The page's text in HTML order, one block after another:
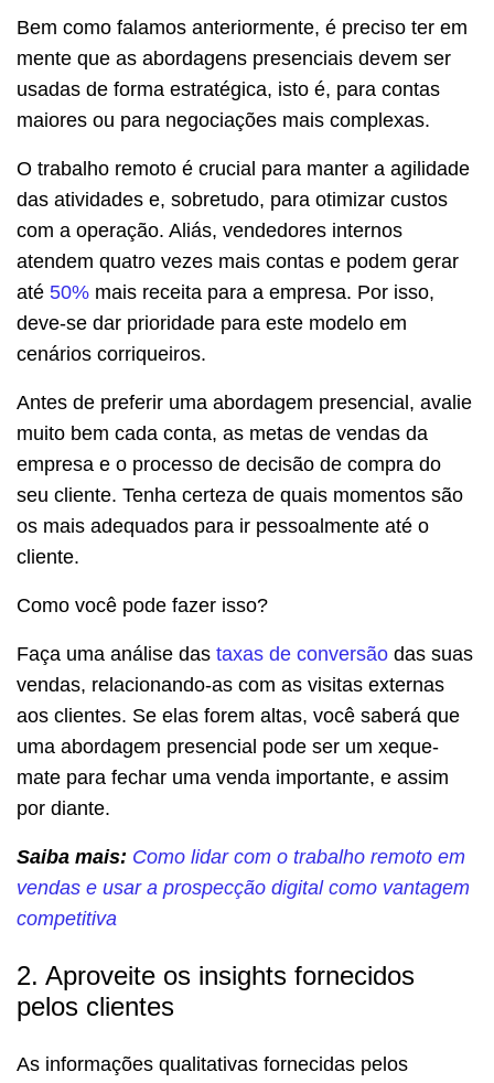
Bem como falamos anteriormente, é preciso ter em
mente que as abordagens presenciais devem ser
usadas de forma estratégica, isto é, para contas
maiores ou para negociações mais complexas.
O trabalho remoto é crucial para manter a agilidade
das atividades e, sobretudo, para otimizar custos
com a operação. Aliás, vendedores internos
atendem quatro vezes mais contas e podem gerar
até 50% mais receita para a empresa. Por isso,
deve-se dar prioridade para este modelo em
cenários corriqueiros.
Antes de preferir uma abordagem presencial, avalie
muito bem cada conta, as metas de vendas da
empresa e o processo de decisão de compra do
seu cliente. Tenha certeza de quais momentos são
os mais adequados para ir pessoalmente até o
cliente.
Como você pode fazer isso?
Faça uma análise das taxas de conversão das suas
vendas, relacionando-as com as visitas externas
aos clientes. Se elas forem altas, você saberá que
uma abordagem presencial pode ser um xeque-
mate para fechar uma venda importante, e assim
por diante.
Saiba mais: Como lidar com o trabalho remoto em
vendas e usar a prospecção digital como vantagem
competitiva
2. Aproveite os insights fornecidos
pelos clientes
As informações qualitativas fornecidas pelos